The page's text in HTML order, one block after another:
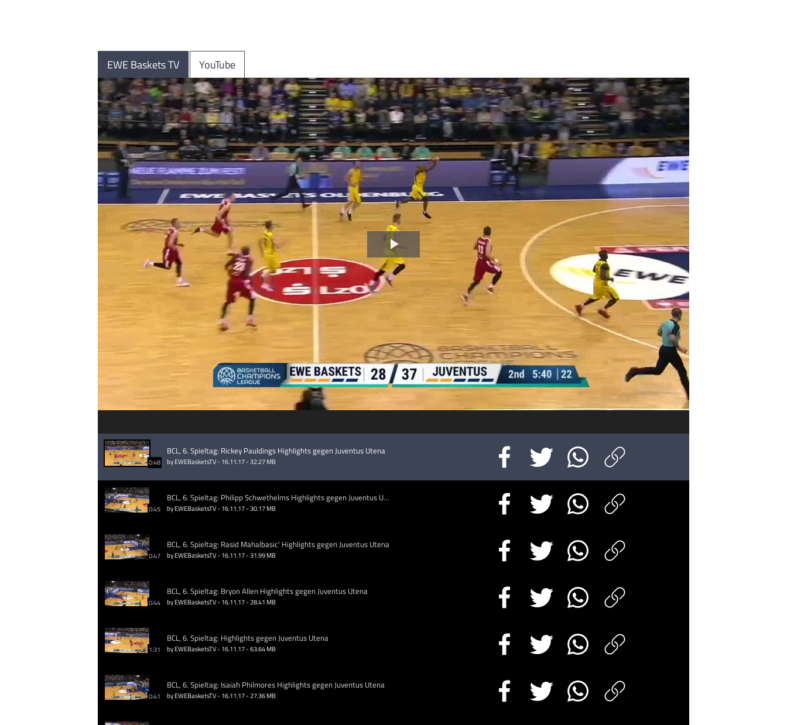
EWE Baskets TV YouTube
Video
abspielen
0:48
BCL, 6. Spieltag: Rickey Pauldings Highlights gegen Juventus Utena
by EWEBasketsTV - 16.11.17 - 32.27 MB
0:45
BCL, 6. Spieltag: Philipp Schwethelms Highlights gegen Juventus Utena
by EWEBasketsTV - 16.11.17 - 30.17 MB
0:47
BCL, 6. Spieltag: Rasid Mahalbasic' Highlights gegen Juventus Utena
by EWEBasketsTV - 16.11.17 - 31.99 MB
0:44
BCL, 6. Spieltag: Bryon Allen Highlights gegen Juventus Utena
by EWEBasketsTV - 16.11.17 - 28.41 MB
1:31
BCL, 6. Spieltag: Highlights gegen Juventus Utena
by EWEBasketsTV - 16.11.17 - 63.64 MB
0:41
BCL, 6. Spieltag: Isaiah Philmores Highlights gegen Juventus Utena
by EWEBasketsTV - 16.11.17 - 27.36 MB